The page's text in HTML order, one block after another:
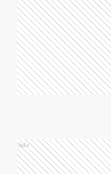
Ads